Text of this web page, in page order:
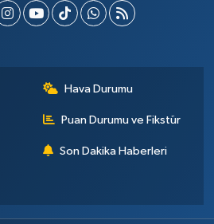
Hava Durumu
Puan Durumu ve Fikstür
Son Dakika Haberleri